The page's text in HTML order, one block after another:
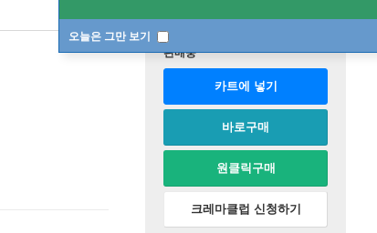
오늘은 그만 보기
판매중
카트에 넣기
바로구매
원클릭구매
크레마클럽 신청하기